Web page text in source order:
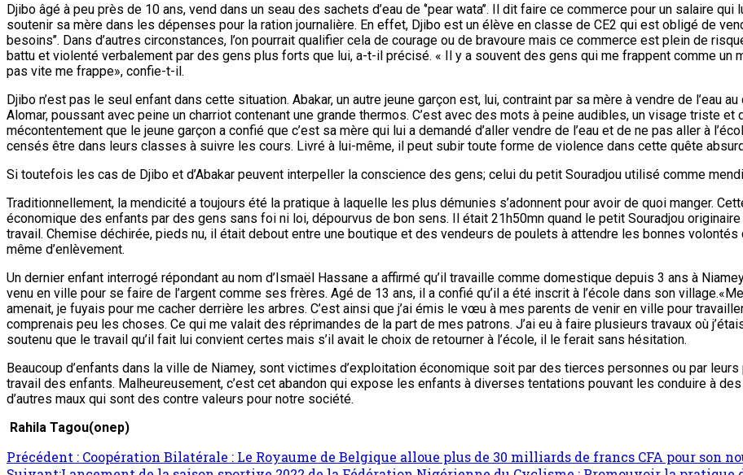
Djibo âgé à peu près de 10 ans, vend dans un seau des sachets d’eau de ‘’pear wata’’. Il dit faire ce commerce pour un salaire
soutenir sa mère dans les dépenses pour la ration journalière. En effet, Djibo est un élève en classe de CE2 qui est obligé de
besoins’’. Dans d’autres circonstances, l’on pourrait qualifier cela de courage ou de bravoure mais ce commerce est plein de
battu et violenté verbalement par des gens plus forts que lui, a-t-il précisé. « Il y a souvent des gens qui me frappent comme un
pas vite me frappe», confie-t-il.
Djibo n’est pas le seul enfant dans cette situation. Abakar, un autre jeune garçon est, lui, contraint par sa mère à vendre de l’eau
Alomar, poussant avec peine un charriot contenant une grande thermos. C’est avec des mots à peine audibles, un visage triste
mécontentement que le jeune garçon a confié que c’est sa mère qui lui a demandé d’aller vendre de l’eau et de ne pas aller à
censés être dans leurs classes à suivre les cours. Livré à lui-même, il peut subir toute forme de violence dans cette quête
Si toutefois les cas de Djibo et d’Abakar peuvent interpeller la conscience des gens; celui du petit Souradjou utilisé comme
Traditionnellement, la mendicité a toujours été la pratique à laquelle les plus démunies s’adonnent pour avoir de quoi manger.
économique des enfants par des gens sans foi ni loi, dépourvus de bon sens. Il était 21h50mn quand le petit Souradjou
travail. Chemise déchirée, pieds nu, il était debout entre une boutique et des vendeurs de poulets à attendre les bonnes
même d’enlèvement.
Un dernier enfant interrogé répondant au nom d’Ismaël Hassane a affirmé qu’il travaille comme domestique depuis 3 ans à
venu en ville pour se faire de l’argent comme ses frères. Agé de 13 ans, il a confié qu’il a été inscrit à l’école dans son
amenait, je fuyais pour me cacher derrière les arbres. C’est ainsi que j’ai émis le vœu à mes parents de venir en ville pour
comprenais peu les choses. Ce qui me valait des réprimandes de la part de mes patrons. J’ai eu à faire plusieurs travaux où
soutenu que le travail qu’il fait lui convient certes mais s’il avait le choix de retourner à l’école, il le ferait sans hésitation.
Beaucoup d’enfants dans la ville de Niamey, sont victimes d’exploitation économique soit par des tierces personnes ou par
travail des enfants. Malheureusement, c’est cet abandon qui expose les enfants à diverses tentations pouvant les conduire à
d’autres maux qui sont des contre valeurs pour notre société.
Rahila Tagou(onep)
Précédent : Coopération Bilatérale : Le Royaume de Belgique alloue plus de 30 milliards de francs CFA pour son